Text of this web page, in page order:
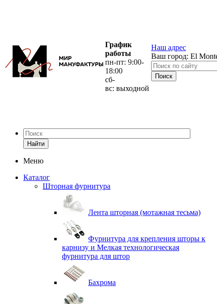
График
работы
пн-пт: 9:00-
18:00
сб-
вс: выходной
Наш адрес
Ваш город: El
Найти
Меню
Каталог
Шторная фурнитура
Лента шторная (мотажная тесьма)
Фурнитура для крепления шторы к
карнизу и Мелкая технологическая
фурнитура для штор
Бахрома